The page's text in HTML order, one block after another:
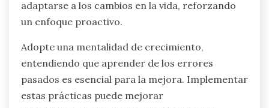
Reconocer el impacto mental de las elecciones
financieras para fomentar mejores hábitos.
Comience por rastrear patrones de gasto para
identificar gastos innecesarios. Cree un
presupuesto que se alinee con los objetivos
financieros, asegurando responsabilidad.